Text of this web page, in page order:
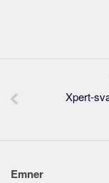
Xpert-
Emner